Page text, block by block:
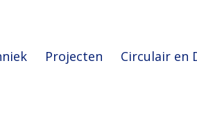
Projecten Circulair en